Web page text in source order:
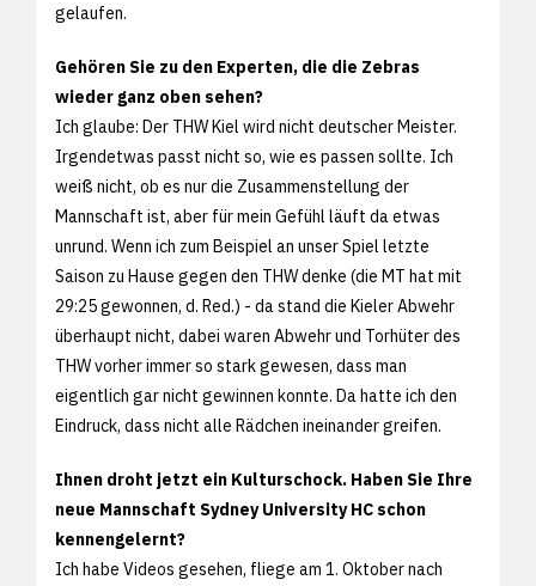
gelaufen.
Gehören Sie zu den Experten, die die Zebras
wieder ganz oben sehen?
Ich glaube: Der THW Kiel wird nicht deutscher Meister.
Irgendetwas passt nicht so, wie es passen sollte. Ich
weiß nicht, ob es nur die Zusammenstellung der
Mannschaft ist, aber für mein Gefühl läuft da etwas
unrund. Wenn ich zum Beispiel an unser Spiel letzte
Saison zu Hause gegen den THW denke (die MT hat mit
29:25 gewonnen, d. Red.) - da stand die Kieler Abwehr
überhaupt nicht, dabei waren Abwehr und Torhüter des
THW vorher immer so stark gewesen, dass man
eigentlich gar nicht gewinnen konnte. Da hatte ich den
Eindruck, dass nicht alle Rädchen ineinander greifen.
Ihnen droht jetzt ein Kulturschock. Haben Sie Ihre
neue Mannschaft Sydney University HC schon
kennengelernt?
Ich habe Videos gesehen, fliege am 1. Oktober nach